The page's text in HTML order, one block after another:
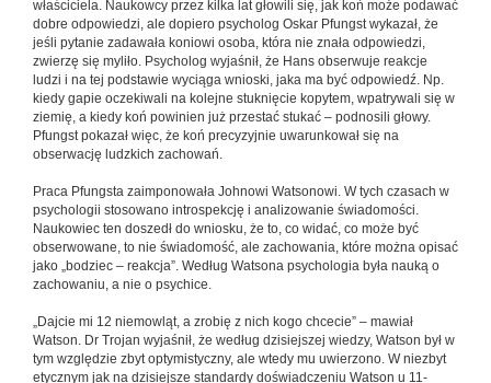
właściciela. Naukowcy przez kilka lat głowili się, jak koń może podawać
dobre odpowiedzi, ale dopiero psycholog Oskar Pfungst wykazał, że
jeśli pytanie zadawała koniowi osoba, która nie znała odpowiedzi,
zwierzę się myliło. Psycholog wyjaśnił, że Hans obserwuje reakcje
ludzi i na tej podstawie wyciąga wnioski, jaka ma być odpowiedź. Np.
kiedy gapie oczekiwali na kolejne stuknięcie kopytem, wpatrywali się w
ziemię, a kiedy koń powinien już przestać stukać – podnosili głowy.
Pfungst pokazał więc, że koń precyzyjnie uwarunkował się na
obserwację ludzkich zachowań.
Praca Pfungsta zaimponowała Johnowi Watsonowi. W tych czasach w
psychologii stosowano introspekcję i analizowanie świadomości.
Naukowiec ten doszedł do wniosku, że to, co widać, co może być
obserwowane, to nie świadomość, ale zachowania, które można opisać
jako „bodziec – reakcja”. Według Watsona psychologia była nauką o
zachowaniu, a nie o psychice.
„Dajcie mi 12 niemowląt, a zrobię z nich kogo chcecie” – mawiał
Watson. Dr Trojan wyjaśnił, że według dzisiejszej wiedzy, Watson był w
tym względzie zbyt optymistyczny, ale wtedy mu uwierzono. W niezbyt
etycznym jak na dzisiejsze standardy doświadczeniu Watson u 11-